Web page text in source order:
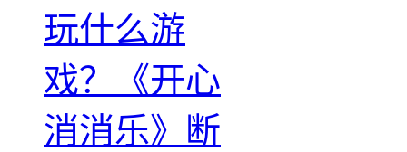
玩什么游
戏？《开心
消消乐》断